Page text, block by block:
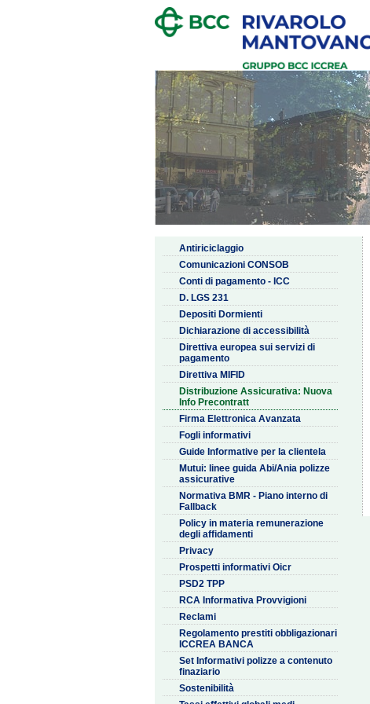
Antiriciclaggio
Comunicazioni CONSOB
Conti di pagamento - ICC
D. LGS 231
Depositi Dormienti
Dichiarazione di accessibilità
Direttiva europea sui servizi di
pagamento
Direttiva MIFID
Distribuzione Assicurativa: Nuova
Info Precontratt
Firma Elettronica Avanzata
Fogli informativi
Guide Informative per la clientela
Mutui: linee guida Abi/Ania polizze
assicurative
Normativa BMR - Piano interno di
Fallback
Policy in materia remunerazione
degli affidamenti
Privacy
Prospetti informativi Oicr
PSD2 TPP
RCA Informativa Provvigioni
Reclami
Regolamento prestiti obbligazionari
ICCREA BANCA
Set Informativi polizze a contenuto
finaziario
Sostenibilità